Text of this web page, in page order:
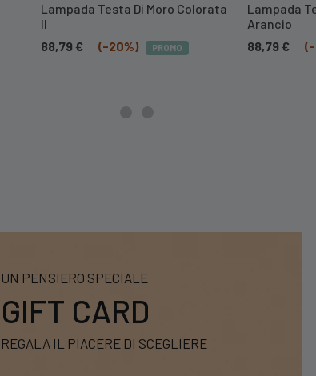
Lampada Testa Di Moro Colorata
II
88,79 € (-20%) PROMO
Lampada
Arancio
88,79 €
UN PENSIERO SPECIALE
GIFT CARD
REGALA IL PIACERE DI SCEGLIERE